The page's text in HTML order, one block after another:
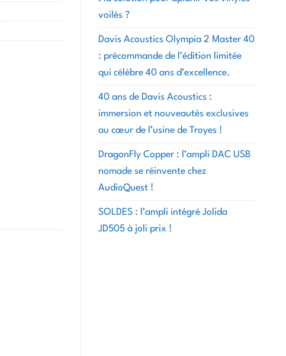
voilés ?
Davis Acoustics Olympia 2 Master 40
: précommande de l’édition limitée
qui célèbre 40 ans d’excellence.
40 ans de Davis Acoustics :
immersion et nouveautés exclusives
au cœur de l’usine de Troyes !
DragonFly Copper : l’ampli DAC USB
nomade se réinvente chez
AudioQuest !
SOLDES : l’ampli intégré Jolida
JD505 à joli prix !